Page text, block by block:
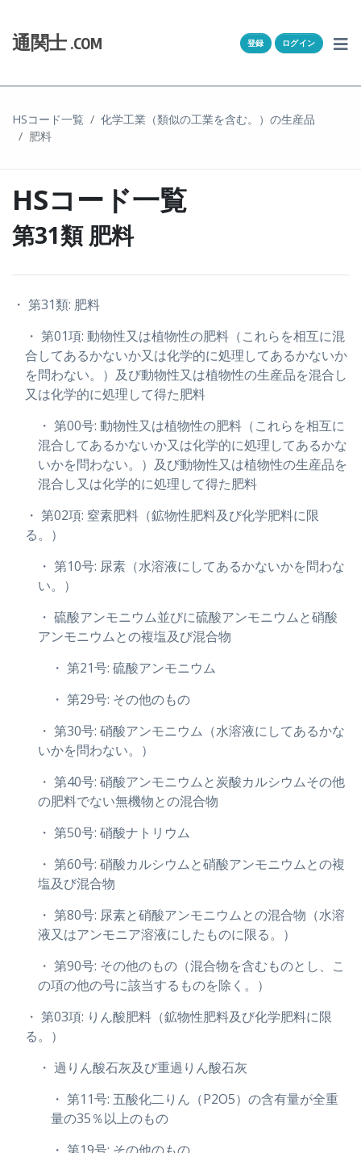
通関士 .COM 登録 ログイン
HSコード一覧
化学工業（類似の工業を含む。）の生産品
肥料
HSコード一覧
第31類 肥料
・ 第31類: 肥料
・ 第01項: 動物性又は植物性の肥料（これらを相互に混
合してあるかないか又は化学的に処理してあるかないか
を問わない。）及び動物性又は植物性の生産品を混合し
又は化学的に処理して得た肥料
・ 第00号: 動物性又は植物性の肥料（これらを相互に
混合してあるかないか又は化学的に処理してあるかな
いかを問わない。）及び動物性又は植物性の生産品を
混合し又は化学的に処理して得た肥料
・ 第02項: 窒素肥料（鉱物性肥料及び化学肥料に限
る。）
・ 第10号: 尿素（水溶液にしてあるかないかを問わな
い。）
・ 硫酸アンモニウム並びに硫酸アンモニウムと硝酸
アンモニウムとの複塩及び混合物
・ 第21号: 硫酸アンモニウム
・ 第29号: その他のもの
・ 第30号: 硝酸アンモニウム（水溶液にしてあるかな
いかを問わない。）
・ 第40号: 硝酸アンモニウムと炭酸カルシウムその他
の肥料でない無機物との混合物
・ 第50号: 硝酸ナトリウム
・ 第60号: 硝酸カルシウムと硝酸アンモニウムとの複
塩及び混合物
・ 第80号: 尿素と硝酸アンモニウムとの混合物（水溶
液又はアンモニア溶液にしたものに限る。）
・ 第90号: その他のもの（混合物を含むものとし、こ
の項の他の号に該当するものを除く。）
・ 第03項: りん酸肥料（鉱物性肥料及び化学肥料に限
る。）
・ 過りん酸石灰及び重過りん酸石灰
・ 第11号: 五酸化二りん（P2O5）の含有量が全重
量の35％以上のもの
通関士NEWS